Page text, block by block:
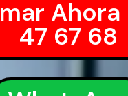
Ahora
47 67 68